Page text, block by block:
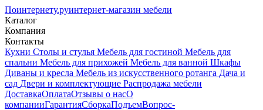
Поинтернету.руинтернет-магазин мебели
Каталог
Компания
Контакты
Кухни Столы и стулья Мебель для гостиной Мебель для
спальни Мебель для прихожей Мебель для ванной Шкафы
Диваны и кресла Мебель из искусственного ротанга Дача и
сад Двери и комплектующие Распродажа мебели
ДоставкаОплатаОтзывы о насО
компанииГарантияСборкаПодъемВопрос-